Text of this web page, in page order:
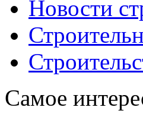
Новости
Самое